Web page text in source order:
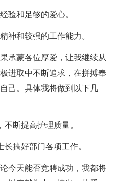
验和足够的爱心。
神和较强的工作能力。
承蒙各位厚爱，让我继续从
进取中不断追求，在拼搏奉
己。具体我将做到以下几
断提高护理质量。
搞好部门各项工作。
今天能否竞聘成功，我都将